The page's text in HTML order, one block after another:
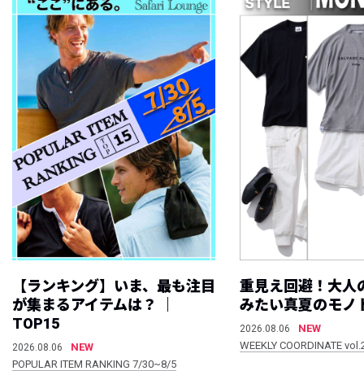
【ランキング】いま、最も注目
が集まるアイテムは？ ｜
TOP15
2026.08.06
NEW
POPULAR ITEM RANKING 7/30~8/5
重見え回避！大人
みたい真夏のモノ
2026.08.06
NEW
WEEKLY COORDINATE